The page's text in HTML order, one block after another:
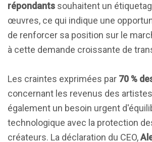
répondants souhaitent un
œuvres, ce qui indique une
de renforcer sa position sur le
à cette demande croissante de
Les craintes exprimées par 70 %
concernant les revenus des
également un besoin urgent
technologique avec la protection
créateurs. La déclaration du CEO,